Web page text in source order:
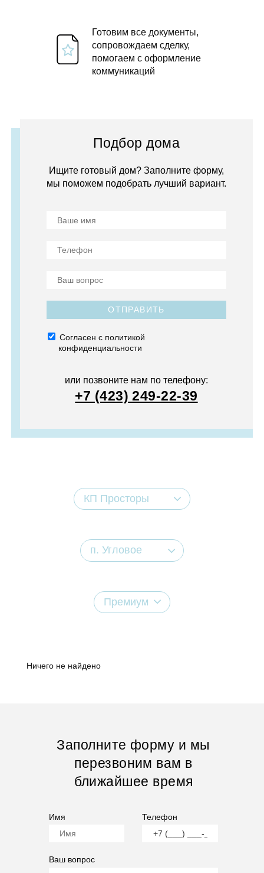
Готовим все документы,
сопровождаем сделку,
помогаем с оформление
коммуникаций
Подбор дома
Ищите готовый дом? Заполните форму,
мы поможем подобрать лучший вариант.
ОТПРАВИТЬ
Согласен с политикой
конфиденциальности
или позвоните нам по телефону:
+7 (423) 249-22-39
КП Просторы
п. Угловое
Премиум
Ничего не найдено
Заполните форму и мы
перезвоним вам в
ближайшее время
Имя Телефон
Ваш вопрос